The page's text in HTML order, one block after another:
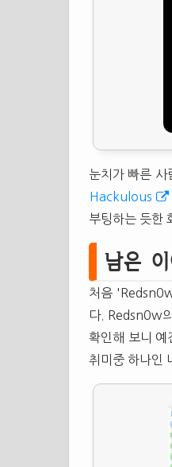
눈치가 빠른
Hackulous
부팅하는 듯한
남은 이
처음
다. Redsn0w
확인해 보니 예
취미중 하나인